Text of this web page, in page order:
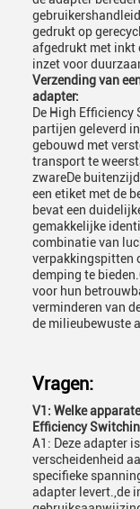
gedrukt op
afgedrukt met inkt
inzet voor
Verzending van
adapter:
De High
partijen geleverd
gebouwd met
transport te
zwareDe
een etiket met de
bevat een
gemakkelijke
combinatie van
verpakkingspitten
demping te
voor hun
verminderen van
de milieubewuste
Vragen:
V1: Welke
Efficiency
A1: Deze adapter
verscheidenheid
specifieke
adapter levert.,de